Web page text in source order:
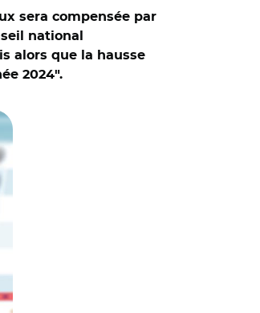
sera compensée par
national
alors que la hausse
2024".